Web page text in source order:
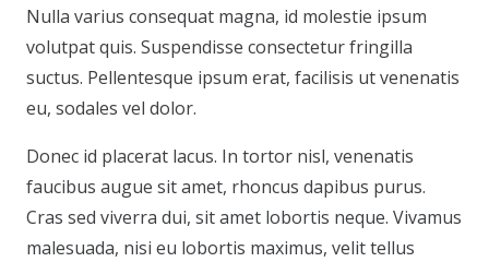
Nulla varius consequat magna, id molestie ipsum
volutpat quis. Suspendisse consectetur fringilla
suctus. Pellentesque ipsum erat, facilisis ut venenatis
eu, sodales vel dolor.
Donec id placerat lacus. In tortor nisl, venenatis
faucibus augue sit amet, rhoncus dapibus purus.
Cras sed viverra dui, sit amet lobortis neque. Vivamus
malesuada, nisi eu lobortis maximus, velit tellus